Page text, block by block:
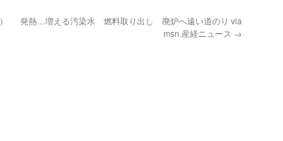
発熱…増える汚染水 燃料取り出し 廃炉へ遠い道のり via
msn.産経ニュース →